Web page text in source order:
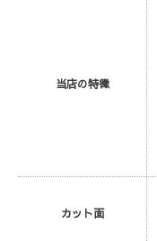
当店の特徴
カット面